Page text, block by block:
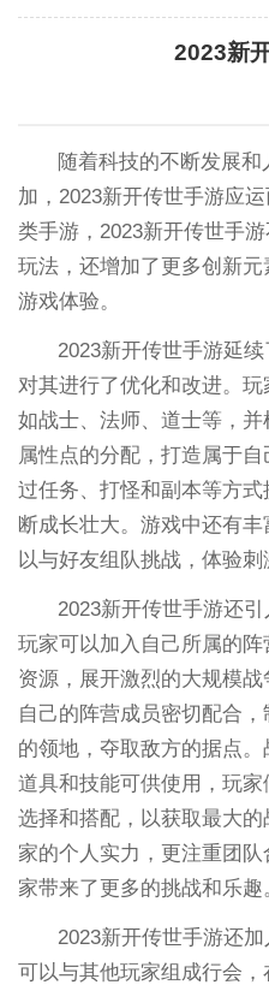
2023新
随着科技的不断发展
加，2023新开传世手游应
类手游，2023新开传世手
玩法，还增加了更多创新
游戏体验。
2023新开传世手游延
对其进行了优化和改进。
如战士、法师、道士等，
属性点的分配，打造属于
过任务、打怪和副本等方
断成长壮大。游戏中还有
以与好友组队挑战，体验刺
2023新开传世手游还
玩家可以加入自己所属的
资源，展开激烈的大规模
自己的阵营成员密切配合
的领地，夺取敌方的据点
道具和技能可供使用，玩
选择和搭配，以获取最大
家的个人实力，更注重团
家带来了更多的挑战和乐趣
2023新开传世手游还
可以与其他玩家组成行会，